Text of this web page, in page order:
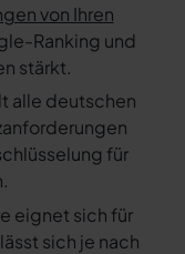
von Ihren
Ranking und
stärkt.
alle deutschen
für
eignet sich für
sich je nach